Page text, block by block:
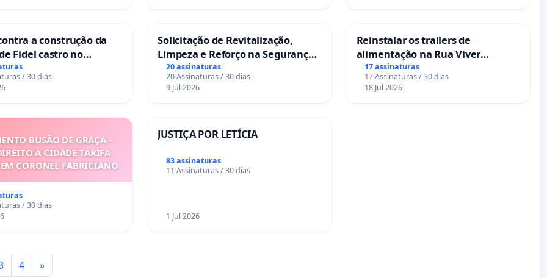
a construção da
Fidel castro no
Caju
/ 30 dias
Solicitação de Revitalização,
Limpeza e Reforço na Segurança
das Praças da Rua Cachoeira das
Sete Ilhas
20 assinaturas
20 Assinaturas / 30 dias
9 Jul 2026
Reinstalar os trailers de
alimentação na Rua Viver
Salvador
17 assinaturas
17 Assinaturas / 30 dias
18 Jul 2026
BUSÃO DE GRAÇA –
À CIDADE TARIFA
EM CORONEL FABRICIANO
/ 30 dias
JUSTIÇA POR LETÍCIA
83 assinaturas
11 Assinaturas / 30 dias
1 Jul 2026
4 »